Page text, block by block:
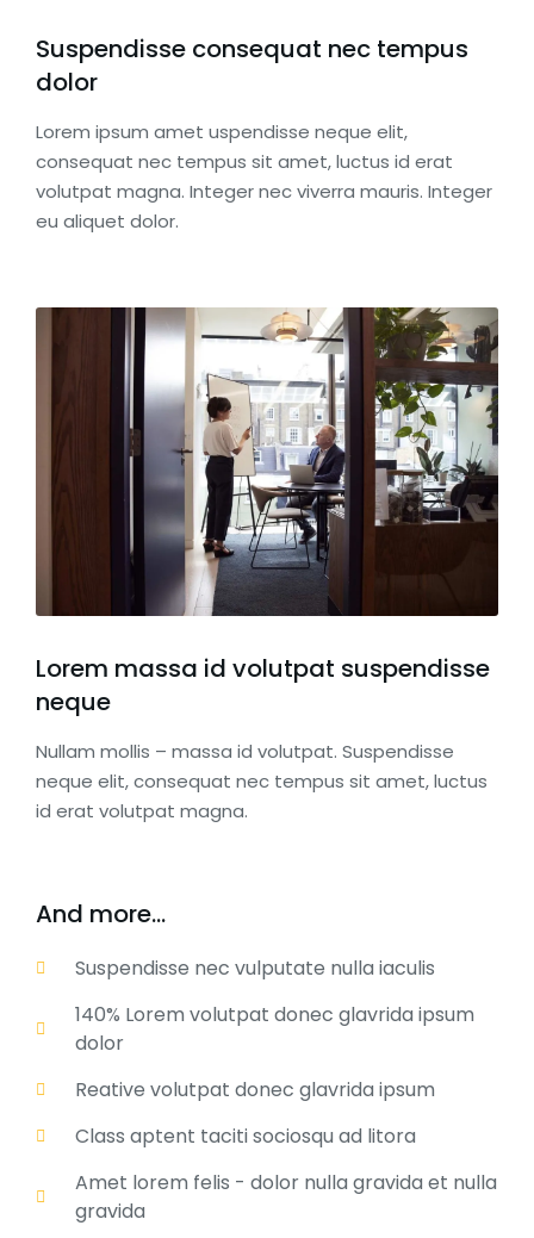
Suspendisse consequat nec tempus
dolor
Lorem ipsum amet uspendisse neque elit,
consequat nec tempus sit amet, luctus id erat
volutpat magna. Integer nec viverra mauris. Integer
eu aliquet dolor.
Lorem massa id volutpat suspendisse
neque
Nullam mollis – massa id volutpat. Suspendisse
neque elit, consequat nec tempus sit amet, luctus
id erat volutpat magna.
And more...
Suspendisse nec vulputate nulla iaculis
140% Lorem volutpat donec glavrida ipsum
dolor
Reative volutpat donec glavrida ipsum
Class aptent taciti sociosqu ad litora
Amet lorem felis - dolor nulla gravida et nulla
gravida